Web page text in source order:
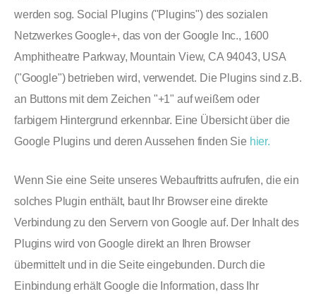
werden sog. Social Plugins ("Plugins") des sozialen
Netzwerkes Google+, das von der Google Inc., 1600
Amphitheatre Parkway, Mountain View, CA 94043, USA
("Google") betrieben wird, verwendet. Die Plugins sind z.B.
an Buttons mit dem Zeichen "+1" auf weißem oder
farbigem Hintergrund erkennbar. Eine Übersicht über die
Google Plugins und deren Aussehen finden Sie hier.
Wenn Sie eine Seite unseres Webauftritts aufrufen, die ein
solches Plugin enthält, baut Ihr Browser eine direkte
Verbindung zu den Servern von Google auf. Der Inhalt des
Plugins wird von Google direkt an Ihren Browser
übermittelt und in die Seite eingebunden. Durch die
Einbindung erhält Google die Information, dass Ihr